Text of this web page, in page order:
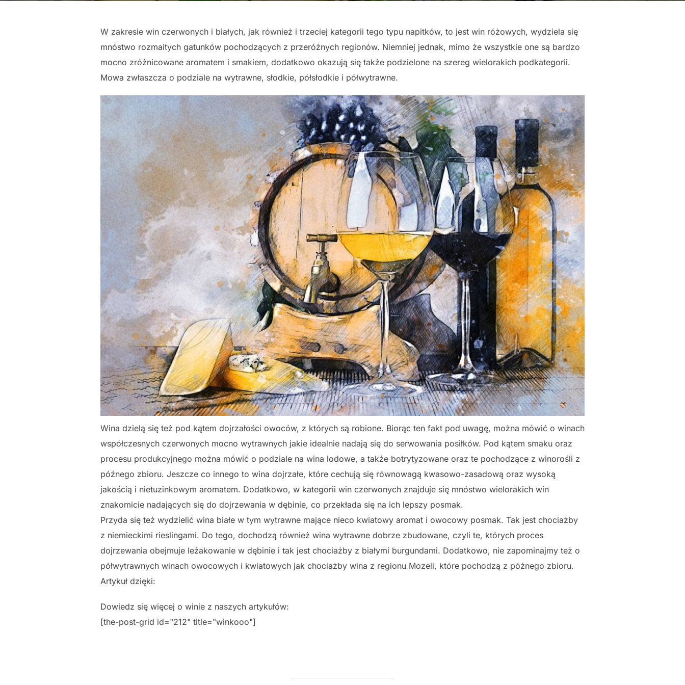
W zakresie win czerwonych i białych, jak również i trzeciej kategorii tego typu napitków, to jest win różowych, wydziela się
mnóstwo rozmaitych gatunków pochodzących z przeróżnych regionów. Niemniej jednak, mimo że wszystkie one są bardzo
mocno zróżnicowane aromatem i smakiem, dodatkowo okazują się także podzielone na szereg wielorakich podkategorii.
Mowa zwłaszcza o podziale na wytrawne, słodkie, półsłodkie i półwytrawne.
Wina dzielą się też pod kątem dojrzałości owoców, z których są robione. Biorąc ten fakt pod uwagę, można mówić o winach
współczesnych czerwonych mocno wytrawnych jakie idealnie nadają się do serwowania posiłków. Pod kątem smaku oraz
procesu produkcyjnego można mówić o podziale na wina lodowe, a także botrytyzowane oraz te pochodzące z winorośli z
późnego zbioru. Jeszcze co innego to wina dojrzałe, które cechują się równowagą kwasowo-zasadową oraz wysoką
jakością i nietuzinkowym aromatem. Dodatkowo, w kategorii win czerwonych znajduje się mnóstwo wielorakich win
znakomicie nadających się do dojrzewania w dębinie, co przekłada się na ich lepszy posmak.
Przyda się też wydzielić wina białe w tym wytrawne mające nieco kwiatowy aromat i owocowy posmak. Tak jest chociażby
z niemieckimi rieslingami. Do tego, dochodzą również wina wytrawne dobrze zbudowane, czyli te, których proces
dojrzewania obejmuje leżakowanie w dębinie i tak jest chociażby z białymi burgundami. Dodatkowo, nie zapominajmy też o
półwytrawnych winach owocowych i kwiatowych jak chociażby wina z regionu Mozeli, które pochodzą z późnego zbioru.
Artykuł dzięki:
Dowiedz się więcej o winie z naszych artykułów:
[the-post-grid id="212" title="winkooo"]